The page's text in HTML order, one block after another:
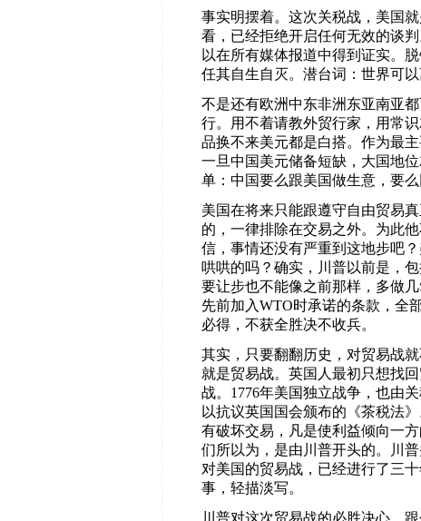
事实明摆着。这次关税战，美国
看，已经拒绝开启任何无效的谈
以在所有媒体报道中得到证实。
任其自生自灭。潜台词：世界可
不是还有欧洲中东非洲东亚南亚
行。用不着请教外贸行家，用常
品换不来美元都是白搭。作为最
一旦中国美元储备短缺，大国地
单：中国要么跟美国做生意，要
美国在将来只能跟遵守自由贸易
的，一律排除在交易之外。为此
信，事情还没有严重到这地步吧
哄哄的吗？确实，川普以前是，
要让步也不能像之前那样，多做
先前加入WTO时承诺的条款，全
必得，不获全胜决不收兵。
其实，只要翻翻历史，对贸易战
就是贸易战。英国人最初只想找
战。1776年美国独立战争，也由
以抗议英国国会颁布的《茶税法
有破坏交易，凡是使利益倾向一
们所以为，是由川普开头的。川
对美国的贸易战，已经进行了三
事，轻描淡写。
川普对这次贸易战的必胜决心，